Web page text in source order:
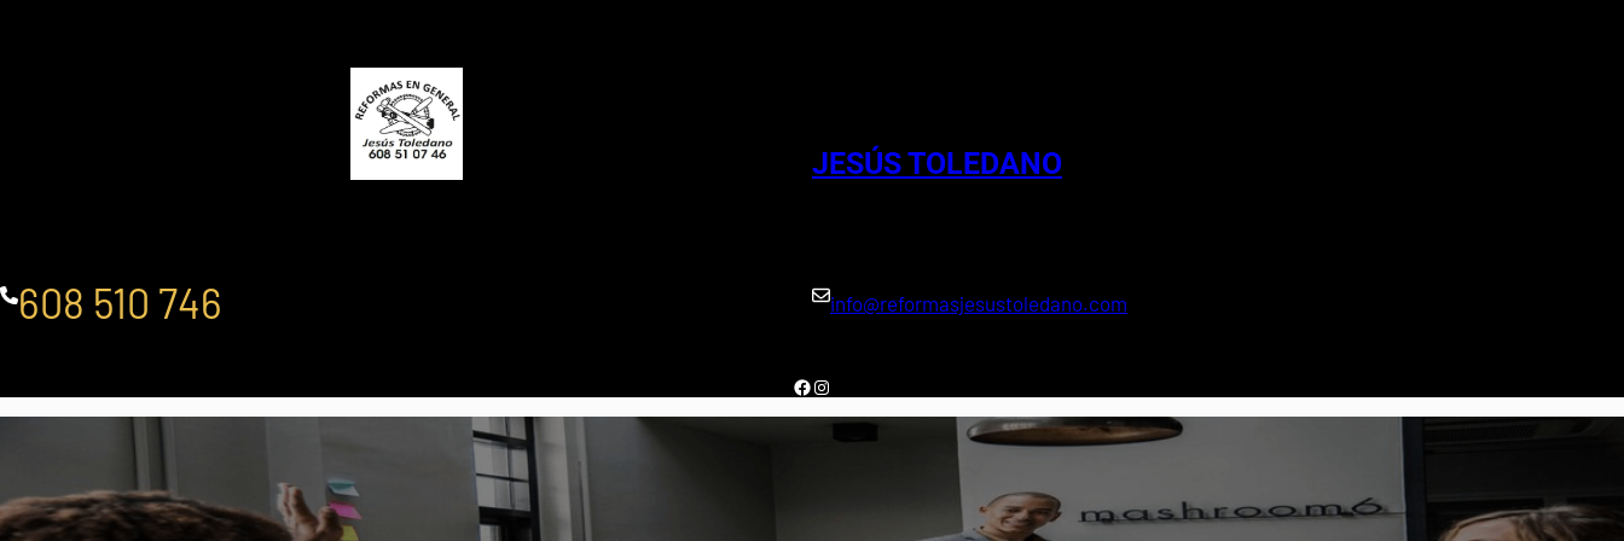
JESÚS TOLEDANO
608 510 746 info@reformasjesustoledano.com
Facebook
Instagram